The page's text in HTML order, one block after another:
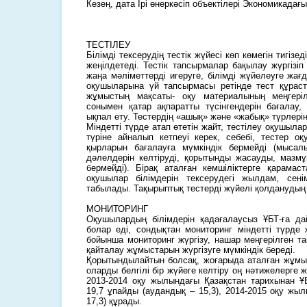
Кезең, дата Ірі өнеркәсіп объектілері
ТЕСТІЛЕУ
Білімді тексерудің тестік жүйесі көп көмегін
жеңілдетеді. Тестік тапсырмалар бақылау
жаңа мәліметтерді игеруге, білімді жүйелеуге
оқушыларына үй тапсырмасы ретінде тест
жұмыстың мақсаты- оқу материалының
сонымен қатар ақпаратты түсінгендерін бағалау,
ықпал ету. Тестердің «ашық» және «жабық»
Міндетті түрде атап өтетін жайт, тестілеу
түріне айналып кетпеуі керек, себебі, тестер
қырларын бағалауға мүмкіндік бермейді
дәлелдерін келтіруді, қорытынды жасауды,
бермейді). Бірақ аталған кемшіліктерге
оқушылар білімдерін тексерудегі жылдам,
табылады. Тақырыптық тестерді жүйелі қолданудың
МОНИТОРИНГ
Оқушылардың білімдерін қадағалаусыз ҰБТ-ға
болар еді, сондықтан мониторинг міндетті түрде
бойынша мониторинг жүргізу, нашар меңгерілген
қайталау жұмыстарын жүргізуге мүмкіндік береді.
Қорытындылайтын болсақ, жоғарыда аталған
оларды белгілі бір жүйеге келтіру оң нәтижелерге
2013-2014 оқу жылындағы Қазақстан тарихынан
19,7 ұпайды (аудандық – 15,3), 2014-2015 оқу
17,3) құрады.